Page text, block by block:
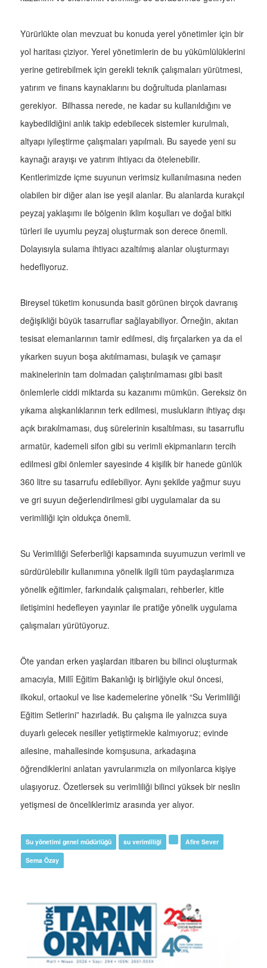
Yürürlükte olan mevzuat bu konuda yerel yönetimler için bir
yol haritası çiziyor. Yerel yönetimlerin de bu yükümlülüklerini
yerine getirebilmek için gerekli teknik çalışmaları yürütmesi,
yatırım ve finans kaynaklarını bu doğrultuda planlaması
gerekiyor. Bilhassa nerede, ne kadar su kullanıldığını ve
kaybedildiğini anlık takip edebilecek sistemler kurulmalı,
altyapı iyileştirme çalışmaları yapılmalı. Bu sayede yeni su
kaynağı arayışı ve yatırım ihtiyacı da ötelenebilir.
Kentlerimizde içme suyunun verimsiz kullanılmasına neden
olabilen bir diğer alan ise yeşil alanlar. Bu alanlarda kurakçıl
peyzaj yaklaşımı ile bölgenin iklim koşulları ve doğal bitki
türleri ile uyumlu peyzaj oluşturmak son derece önemli.
Dolayısıyla sulama ihtiyacı azaltılmış alanlar oluşturmayı
hedefliyoruz.
Bireysel tüketim konusunda basit görünen birçok davranış
değişikliği büyük tasarruflar sağlayabiliyor. Örneğin, akıtan
tesisat elemanlarının tamir edilmesi, diş fırçalarken ya da el
yıkarken suyun boşa akıtılmaması, bulaşık ve çamaşır
makinelerinin tam dolmadan çalıştırılmaması gibi basit
önlemlerle ciddi miktarda su kazanımı mümkün. Gereksiz ön
yıkama alışkanlıklarının terk edilmesi, muslukların ihtiyaç dışı
açık bırakılmaması, duş sürelerinin kısaltılması, su tasarruflu
armatür, kademeli sifon gibi su verimli ekipmanların tercih
edilmesi gibi önlemler sayesinde 4 kişilik bir hanede günlük
360 litre su tasarrufu edilebiliyor. Aynı şekilde yağmur suyu
ve gri suyun değerlendirilmesi gibi uygulamalar da su
verimliliği için oldukça önemli.
Su Verimliliği Seferberliği kapsamında suyumuzun verimli ve
sürdürülebilir kullanımına yönelik ilgili tüm paydaşlarımıza
yönelik eğitimler, farkındalık çalışmaları, rehberler, kitle
iletişimini hedefleyen yayınlar ile pratiğe yönelik uygulama
çalışmaları yürütüyoruz.
Öte yandan erken yaşlardan itibaren bu bilinci oluşturmak
amacıyla, Millî Eğitim Bakanlığı iş birliğiyle okul öncesi,
ilkokul, ortaokul ve lise kademelerine yönelik “Su Verimliliği
Eğitim Setlerini” hazırladık. Bu çalışma ile yalnızca suya
duyarlı gelecek nesiller yetiştirmekle kalmıyoruz; evinde
ailesine, mahallesinde komşusuna, arkadaşına
öğrendiklerini anlatan yavrularımızla on milyonlarca kişiye
ulaşıyoruz. Özetlersek su verimliliği bilinci yüksek bir neslin
yetişmesi de önceliklerimiz arasında yer alıyor.
Su yönetimi genel müdürlüğü su verimliliği Afire Sever
Sema Özay